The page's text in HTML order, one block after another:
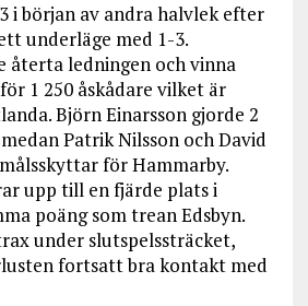
i början av andra halvlek efter
underläge med 1-3.
återta ledningen och vinna
1 250 åskådare vilket är
Björn Einarsson gjorde 2
Patrik Nilsson och David
för Hammarby.
upp till en fjärde plats i
poäng som trean Edsbyn.
under slutspelssträcket,
fortsatt bra kontakt med